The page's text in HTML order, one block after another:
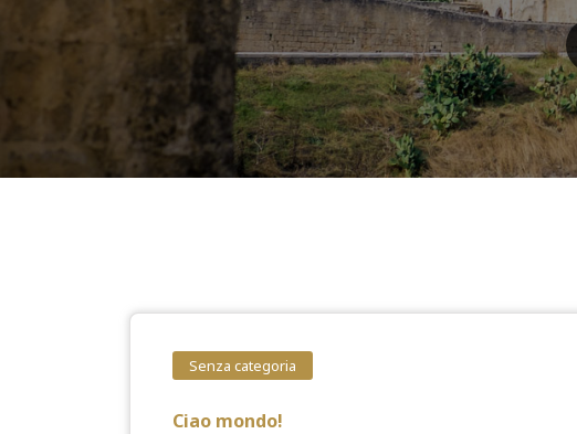
Senza categoria
Ciao mondo!